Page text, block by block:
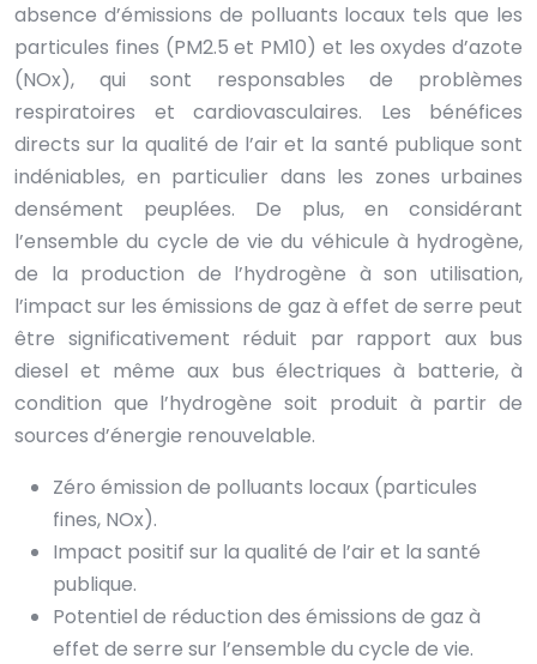
absence d’émissions de polluants locaux tels que les
particules fines (PM2.5 et PM10) et les oxydes d’azote
(NOx), qui sont responsables de problèmes
respiratoires et cardiovasculaires. Les bénéfices
directs sur la qualité de l’air et la santé publique sont
indéniables, en particulier dans les zones urbaines
densément peuplées. De plus, en considérant
l’ensemble du cycle de vie du véhicule à hydrogène,
de la production de l’hydrogène à son utilisation,
l’impact sur les émissions de gaz à effet de serre peut
être significativement réduit par rapport aux bus
diesel et même aux bus électriques à batterie, à
condition que l’hydrogène soit produit à partir de
sources d’énergie renouvelable.
Zéro émission de polluants locaux (particules
fines, NOx).
Impact positif sur la qualité de l’air et la santé
publique.
Potentiel de réduction des émissions de gaz à
effet de serre sur l’ensemble du cycle de vie.